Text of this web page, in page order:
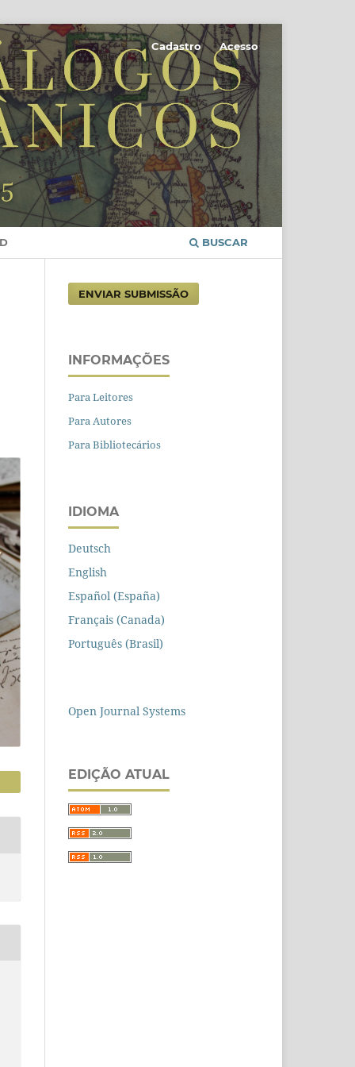
BUSCAR
Cadastro Acesso
ENVIAR SUBMISSÃO
INFORMAÇÕES
Para Leitores
Para Autores
Para Bibliotecários
IDIOMA
Deutsch
English
Español (España)
Français (Canada)
Português (Brasil)
Open Journal Systems
EDIÇÃO ATUAL